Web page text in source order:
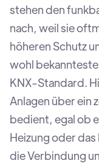
stehen den
nach, weil sie
höheren Schutz
wohl
KNX-Standard.
Anlagen über ein
bedient, egal ob
Heizung oder
die Verbindung